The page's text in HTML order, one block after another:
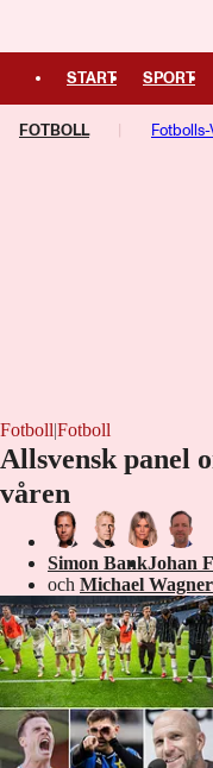
START SPORT
PLUS TIPSA
FOTBOLL Fotbolls-
Fotboll|Fotboll
Allsvensk panel
våren
Simon BankJohan
och Michael Wagner